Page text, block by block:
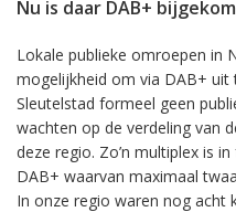
Nu is daar DAB+
Lokale publieke omroepen in
mogelijkheid om via DAB+ uit
Sleutelstad formeel geen
wachten op de verdeling van
deze regio. Zo’n multiplex is
DAB+ waarvan maximaal
In onze regio waren nog acht